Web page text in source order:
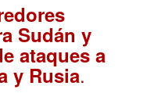
Sudán y
ataques a
y Rusia.